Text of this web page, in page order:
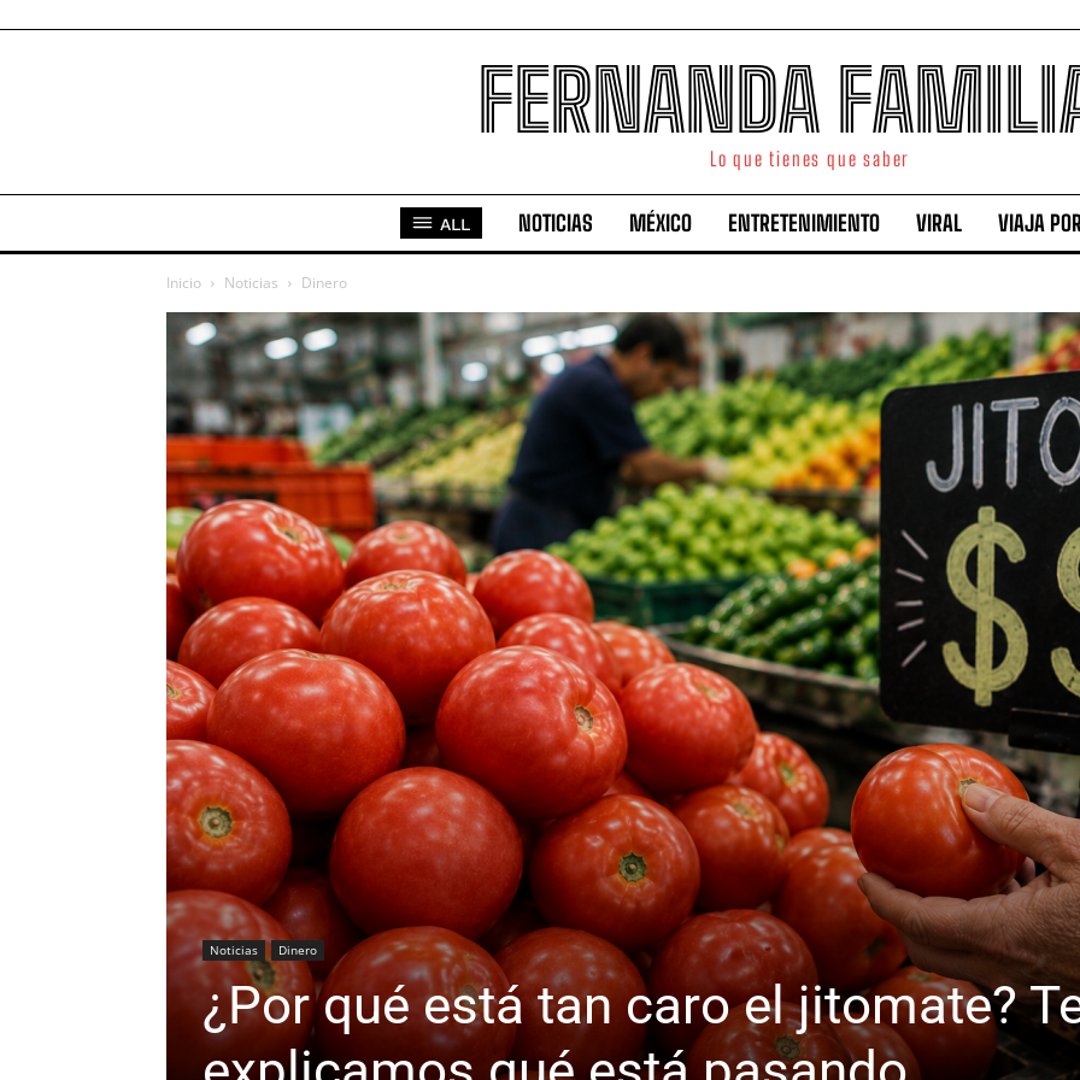
FERNANDA
Lo que tienes que saber
ALL NOTICIAS MÉXICO ENTRETENIMIENTO VIRAL VIAJA
Inicio Noticias Dinero
Noticias Dinero
¿Por qué está tan caro el jitomate?